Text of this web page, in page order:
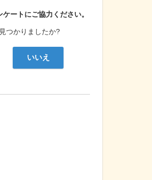
ートにご協力ください。
つかりましたか?
いいえ